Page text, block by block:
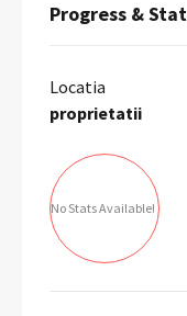
Progress &
Locatia
proprietatii
No Stats Available!